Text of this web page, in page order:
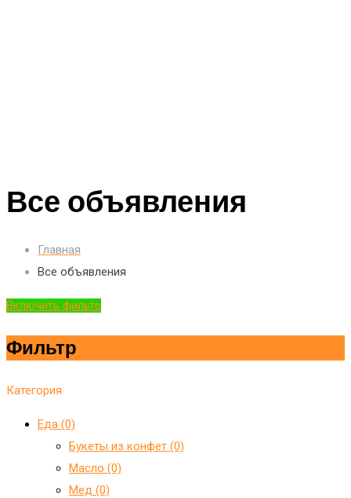
Все объявления
Главная
Все объявления
Включить фильтр
Фильтр
Категория
Еда (0)
Букеты из конфет (0)
Масло (0)
Мед (0)